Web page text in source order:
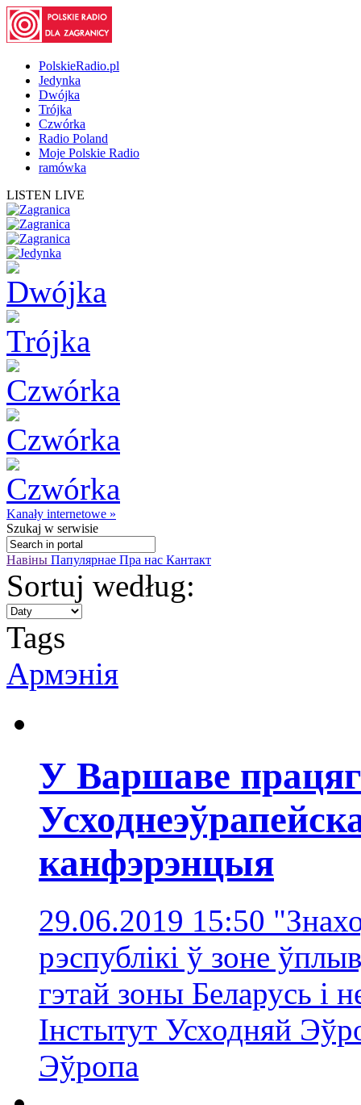
PolskieRadio.pl
Jedynka
Dwójka
Trójka
Czwórka
Radio Poland
Moje Polskie Radio
ramówka
LISTEN LIVE
Kanały internetowe »
Szukaj w serwisie
Навіны Папулярнае Пра нас Кантакт
Sortuj według:
Tags
Армэнія
У Варшаве
канфэрэнцыя
29.06.2019 15:50
рэспублікі ў зоне
гэтай зоны Беларусь і
Інстытут Усходняй
Эўропa